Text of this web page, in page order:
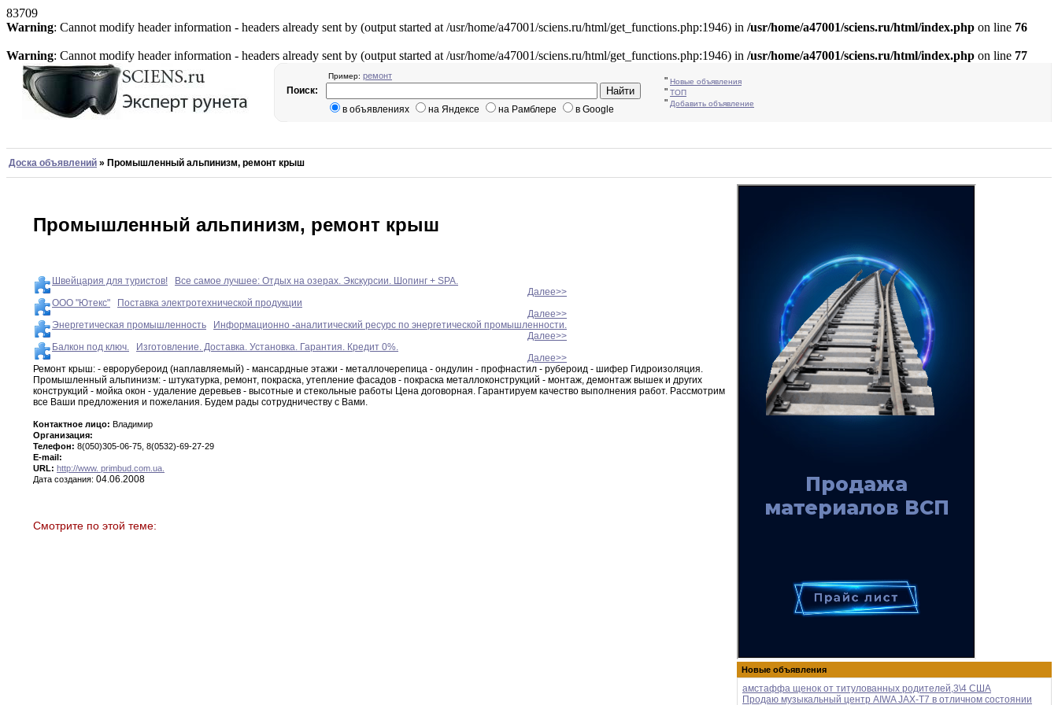
83709
Warning: Cannot modify header information - headers already sent by (output started at /usr/home/a47001/sciens.ru/html/get_functions.php:1946) in /usr/home/a47001/sciens.ru/html/index.php on line 76
Warning: Cannot modify header information - headers already sent by (output started at /usr/home/a47001/sciens.ru/html/get_functions.php:1946) in /usr/home/a47001/sciens.ru/html/index.php on line 77
Пример: ремонт " Новые объявления
" ТОП
" Добавить объявление
Поиск:
в объявлениях
на Яндексе на Рамблере в Google
Доска объявлений » Промышленный альпинизм, ремонт крыш
Новые объявления
амстаффа щенок от титулованных родителей,3\4 США
Продаю музыкальный центр AIWA JAX-T7 в отличном состоянии
Промышленный альпинизм, ремонт крыш
Швейцария для туристов!
Все самое лучшее: Отдых на озерах. Экскурсии. Шопинг + SPA.
Далее>>
ООО "Ютекс"
Поставка электротехнической продукции
Далее>>
Энергетическая промышленность
Информационно -аналитический ресурс по энергетической промышленности.
Далее>>
Балкон под ключ.
Изготовление. Доставка. Установка. Гарантия. Кредит 0%.
Далее>>
Ремонт крыш: - еврорубероид (наплавляемый) - мансардные этажи - металлочерепица - ондулин - профнастил - рубероид - шифер Гидроизоляция.
Промышленный альпинизм: - штукатурка, ремонт, покраска, утепление фасадов - покраска металлоконструкций - монтаж, демонтаж вышек и других
конструкций - мойка окон - удаление деревьев - высотные и стекольные работы Цена договорная. Гарантируем качество выполнения работ. Рассмотрим
все Ваши предложения и пожелания. Будем рады сотрудничеству с Вами.
Контактное лицо: Владимир
Организация:
Телефон: 8(050)305-06-75, 8(0532)-69-27-29
E-mail:
URL: http://www. primbud.com.ua.
Дата создания: 04.06.2008
Смотрите по этой теме: